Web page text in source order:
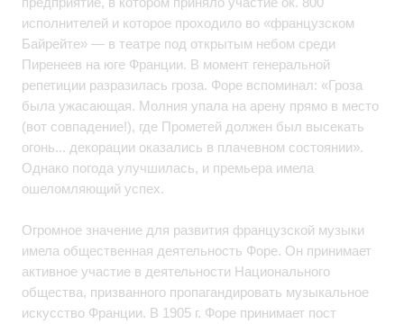
исполнителей и которое проходило во «французском
Байрейте» — в театре под открытым небом среди
Пиренеев на юге Франции. В момент генеральной
репетиции разразилась гроза. Форе вспоминал: «Гроза
была ужасающая. Молния упала на арену прямо в место
(вот совпадение!), где Прометей должен был высекать
огонь... декорации оказались в плачевном состоянии».
Однако погода улучшилась, и премьера имела
ошеломляющий успех.
Огромное значение для развития французской музыки
имела общественная деятельность Форе. Он принимает
активное участие в деятельности Национального
общества, призванного пропагандировать музыкальное
искусство Франции. В 1905 г. Форе принимает пост